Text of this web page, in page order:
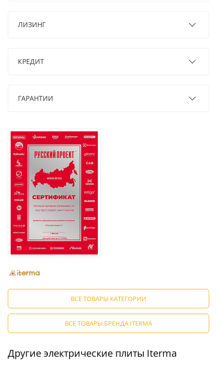
ЛИЗИНГ
КРЕДИТ
ГАРАНТИИ
ВСЕ ТОВАРЫ КАТЕГОРИИ
ВСЕ ТОВАРЫ БРЕНДА ITERMA
Другие электрические плиты Iterma